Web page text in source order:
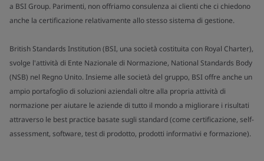
a BSI Group. Parimenti, non offriamo consulenza ai clienti che ci chiedono
anche la certificazione relativamente allo stesso sistema di gestione.
British Standards Institution (BSI, una società costituita con Royal Charter),
svolge l'attività di Ente Nazionale di Normazione, National Standards Body
(NSB) nel Regno Unito. Insieme alle società del gruppo, BSI offre anche un
ampio portafoglio di soluzioni aziendali oltre alla propria attività di
normazione per aiutare le aziende di tutto il mondo a migliorare i risultati
attraverso le best practice basate sugli standard (come certificazione, self-
assessment, software, test di prodotto, prodotti informativi e formazione).